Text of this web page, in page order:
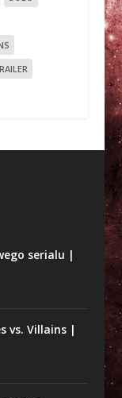
serialu |
vs. Villains |